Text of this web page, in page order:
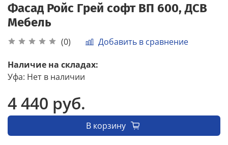
Фасад Ройс Грей софт ВП 600, ДСВ
Мебель
(0) Добавить в сравнение
Наличие на складах:
Уфа: Нет в наличии
4 440 руб.
В корзину